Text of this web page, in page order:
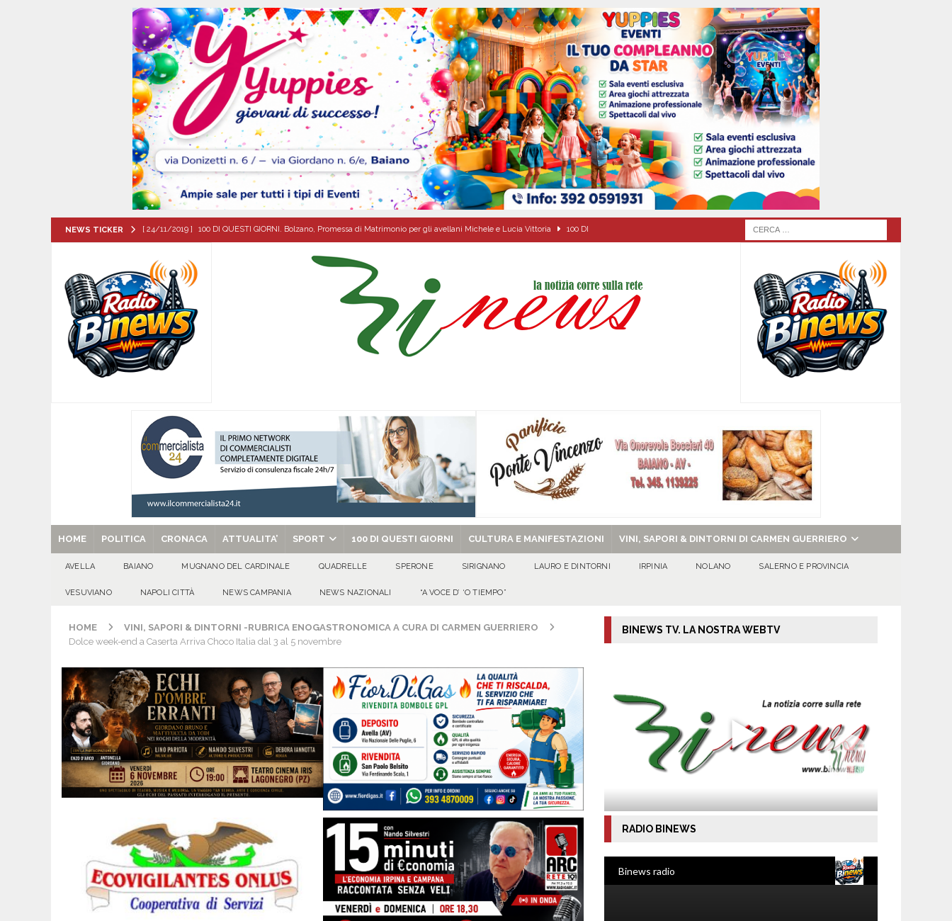
NEWS TICKER [ 24/11/2019 ] 100 DI QUESTI GIORNI. Bolzano, Promessa di Matrimonio per gli avellani Michele e Lucia Vittoria 100 DI
[ 06/08/2026 ] ‘O PRUVERBIO D’ ‘O JUORNO. Giovedì 6 agosto 2026 ALMANACCO
[ 06/08/2026 ] ALMANACCO DEL GIORNO. Giovedí, 6 Agosto 2026 ALMANACCO
[ 06/08/2026 ] SANT’Oggi. Giovedì 6 agosto si celebra la Trasfigurazione del Signore e sant’Ormisda EVIDENZA
[ 05/08/2026 ] Taurano, il Centro Estivo Comunale si chiude con una serata di emozioni e il primo campeggio nel Convento di
San Giovanni del Palco
[ 29/08/2025 ] SANT’Oggi. Venerdì 29 agosto la chiesa celebra il Martirio di san Giovanni Battista e santa Sabina
HOME POLITICA CRONACA ATTUALITA’ SPORT 100 DI QUESTI GIORNI CULTURA E MANIFESTAZIONI VINI, SAPORI & DINTORNI DI CARMEN GUERRIERO
AVELLA BAIANO MUGNANO DEL CARDINALE QUADRELLE SPERONE SIRIGNANO LAURO E DINTORNI IRPINIA NOLANO SALERNO E PROVINCIA
VESUVIANO NAPOLI CITTÀ NEWS CAMPANIA NEWS NAZIONALI “A VOCE D’ ‘O TIEMPO”
HOME
VINI, SAPORI & DINTORNI -RUBRICA ENOGASTRONOMICA A CURA DI CARMEN GUERRIERO
Dolce week-end a Caserta Arriva Choco Italia dal 3 al 5 novembre
BINEWS TV. LA NOSTRA WEBTV
RADIO BINEWS